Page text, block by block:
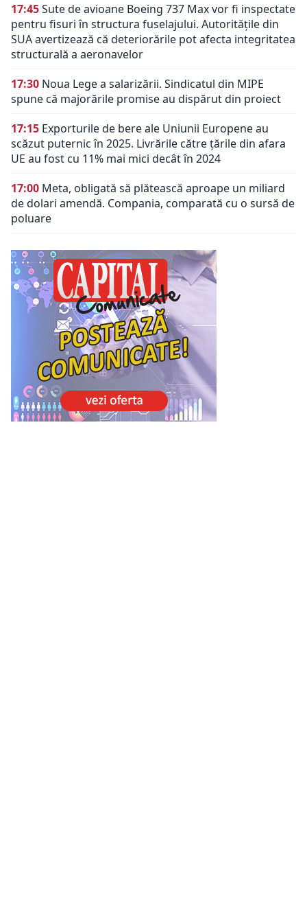
17:45Sute de avioane Boeing 737 Max vor fi inspectate
pentru fisuri în structura fuselajului. Autoritățile din
SUA avertizează că deteriorările pot afecta integritatea
structurală a aeronavelor
17:30 Noua Lege a salarizării. Sindicatul din MIPE
spune că majorările promise au dispărut din proiect
17:15 Exporturile de bere ale Uniunii Europene au
scăzut puternic în 2025. Livrările către țările din afara
UE au fost cu 11% mai mici decât în 2024
17:00 Meta, obligată să plătească aproape un miliard
de dolari amendă. Compania, comparată cu o sursă de
poluare